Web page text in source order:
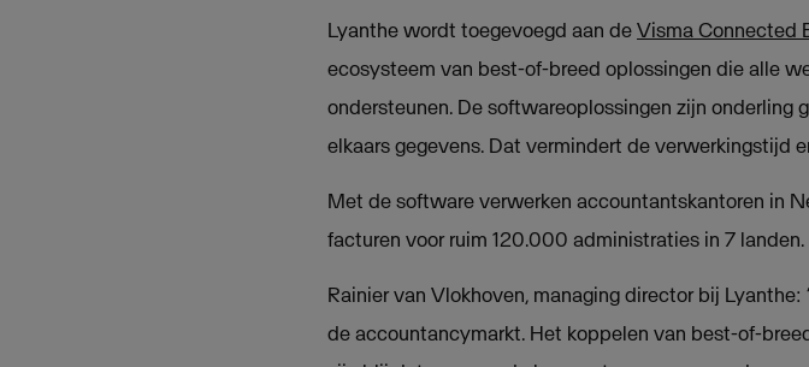
Lyanthe wordt toegevoegd aan deVisma Connected
ecosysteem van best-of-breed oplossingen die alle
ondersteunen. De softwareoplossingen zijn onderling
elkaars gegevens. Dat vermindert de verwerkingstijd
Met de software verwerken accountantskantoren in
facturen voor ruim 120.000 administraties in 7 landen.
Rainier van Vlokhoven, managing director bij
de accountancymarkt. Het koppelen van best-of-